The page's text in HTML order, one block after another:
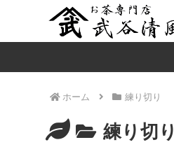
ホーム 練り切り
練り切り